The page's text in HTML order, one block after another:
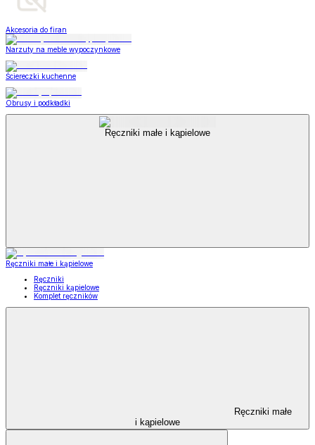
Akcesoria do firan
Narzuty na meble wypoczynkowe
Ściereczki kuchenne
Obrusy i podkładki
Ręczniki małe i kąpielowe
Ręczniki małe i kąpielowe
Ręczniki
Ręczniki kąpielowe
Komplet ręczników
Ręczniki małe
i kąpielowe